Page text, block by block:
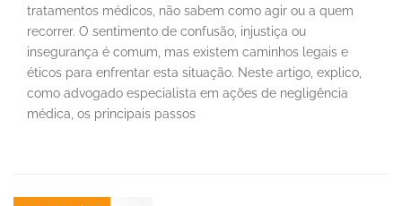
tratamentos médicos, não sabem como agir ou a quem
recorrer. O sentimento de confusão, injustiça ou
insegurança é comum, mas existem caminhos legais e
éticos para enfrentar esta situação. Neste artigo, explico,
como advogado especialista em ações de negligência
médica, os principais passos